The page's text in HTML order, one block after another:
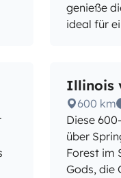
genieße
ideal für
Illinois
600 km
Diese
über
Forest im
Gods, die